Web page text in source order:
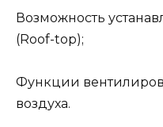
Возможность
(Roof-top);
Функции
воздуха.